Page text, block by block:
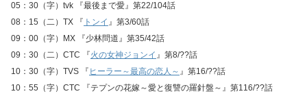
05：30（字）tvk 『最後まで愛』第22/104話
08：15（二）TX 『 トンイ 』第3/60話
09：00（字）MX 『少林問道』第35/42話
09：30（二）CTC 『火の女神ジョンイ 』第8/??話
10：30（字）TVS 『 ヒーラー～最高の恋人～ 』第16/??話
10：55（字）CTC 『テプンの花嫁～愛と復讐の羅針盤～』第116/??話